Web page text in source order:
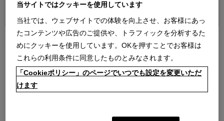
並べ替え：
5 件あります
IXC (イクスシー) - ボックスシーツ
当サイトではクッキーを使用しています
当社では、ウェブサイトでの体験を向上させ、お客様にあっ
たコンテンツや広告のご提供や、トラフィックを分析するた
めにクッキーを使用しています。OKを押すことでお客様は
これらの利用条件に同意したものとみなされます。
「Cookieポリシー」のページでいつでも設定を変更いただ
けます